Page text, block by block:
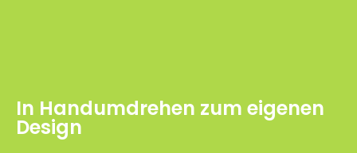
In Handumdrehen zum eigenen
Design